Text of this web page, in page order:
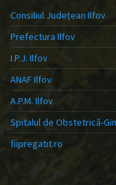
Consiliul Județean Ilfov
Prefectura Ilfov
I.P.J. Ilfov
ANAF Ilfov
A.P.M. Ilfov
Spitalul de Obstetrică-
fiipregatit.ro